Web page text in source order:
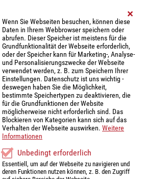
*
Passwort vergessen?
*
Angemeldet bleiben
Wenn Sie Webseiten besuchen, können diese
Daten in Ihrem Webbrowser speichern oder
abrufen. Dieser Speicher ist meistens für die
Grundfunktionalität der Webseite erforderlich,
oder der Speicher kann für Marketing-, Analyse-
und Personalisierungszwecke der Webseite
verwendet werden, z. B. zum Speichern Ihrer
Einstellungen. Datenschutz ist uns wichtig -
deswegen haben Sie die Möglichkeit,
bestimmte Speichertypen zu deaktivieren, die
für die Grundfunktionen der Website
möglicherweise nicht erforderlich sind. Das
Blockieren von Kategorien kann sich auf das
Verhalten der Webseite auswirken. Weitere
Informationen
Unbedingt erforderlich
Essentiell, um auf der Webseite zu navigieren und
deren Funktionen nutzen können, z. B. den Zugriff